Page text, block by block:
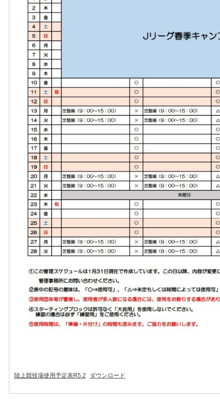
陸上競技場使用予定表R5.2 ダウンロード